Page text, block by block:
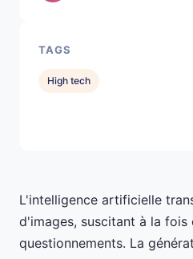
L'intelligence artificielle
d'images, suscitant à la fois
questionnements. La
TAGS
High tech